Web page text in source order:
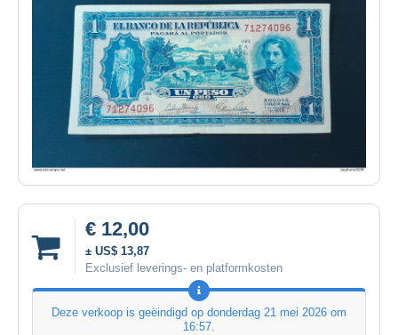
€ 12,00
± US$ 13,87
Exclusief leverings- en platformkosten
Deze verkoop is geëindigd op donderdag 21 mei 2026 om
16:57.